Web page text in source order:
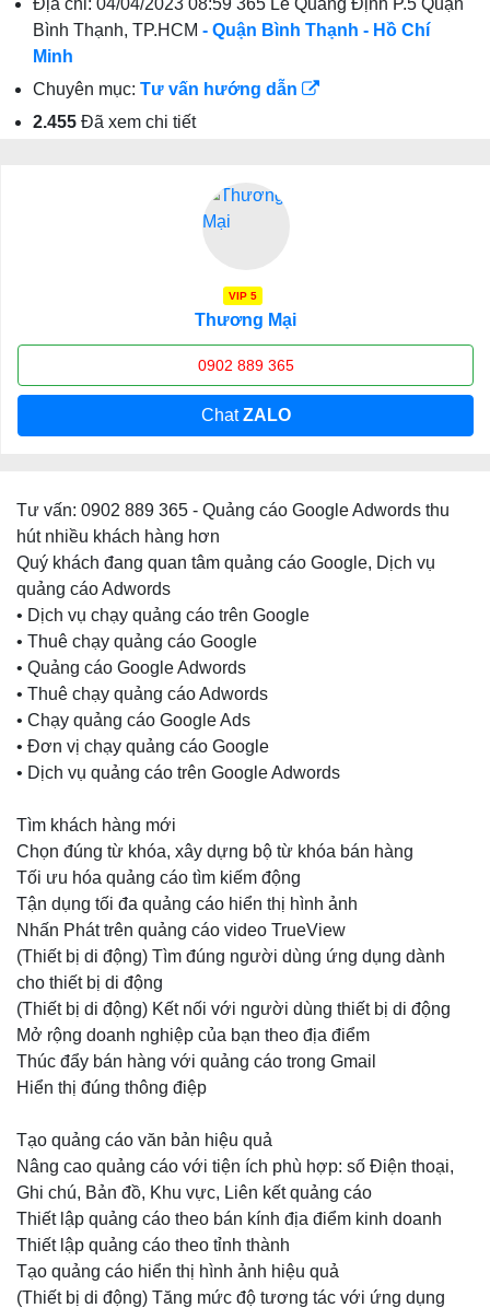
Địa chỉ: 04/04/2023 08:59 365 Lê Quang Định P.5 Quận
Bình Thạnh, TP.HCM - Quận Bình Thạnh - Hồ Chí
Minh
Chuyên mục: Tư vấn hướng dẫn
2.455 Đã xem chi tiết
VIP 5
Thương Mại
0902 889 365
ChatZALO
Tư vấn: 0902 889 365 - Quảng cáo Google Adwords thu
hút nhiều khách hàng hơn
Quý khách đang quan tâm quảng cáo Google, Dịch vụ
quảng cáo Adwords
• Dịch vụ chạy quảng cáo trên Google
• Thuê chạy quảng cáo Google
• Quảng cáo Google Adwords
• Thuê chạy quảng cáo Adwords
• Chạy quảng cáo Google Ads
• Đơn vị chạy quảng cáo Google
• Dịch vụ quảng cáo trên Google Adwords
Tìm khách hàng mới
Chọn đúng từ khóa, xây dựng bộ từ khóa bán hàng
Tối ưu hóa quảng cáo tìm kiếm động
Tận dụng tối đa quảng cáo hiển thị hình ảnh
Nhấn Phát trên quảng cáo video TrueView
(Thiết bị di động) Tìm đúng người dùng ứng dụng dành
cho thiết bị di động
(Thiết bị di động) Kết nối với người dùng thiết bị di động
Mở rộng doanh nghiệp của bạn theo địa điểm
Thúc đẩy bán hàng với quảng cáo trong Gmail
Hiển thị đúng thông điệp
Tạo quảng cáo văn bản hiệu quả
Nâng cao quảng cáo với tiện ích phù hợp: số Điện thoại,
Ghi chú, Bản đồ, Khu vực, Liên kết quảng cáo
Thiết lập quảng cáo theo bán kính địa điểm kinh doanh
Thiết lập quảng cáo theo tỉnh thành
Tạo quảng cáo hiển thị hình ảnh hiệu quả
(Thiết bị di động) Tăng mức độ tương tác với ứng dụng